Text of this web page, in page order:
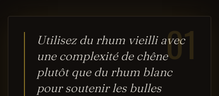
01
Utilisez du rhum vieilli avec
une complexité de chêne
plutôt que du rhum blanc
pour soutenir les bulles